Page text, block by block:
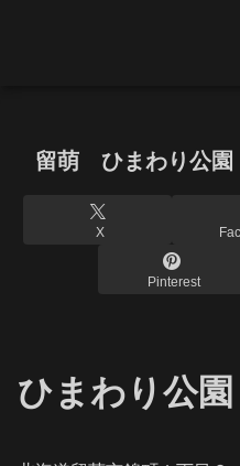
留萌 ひまわり公
X
Pinterest
ひまわり公